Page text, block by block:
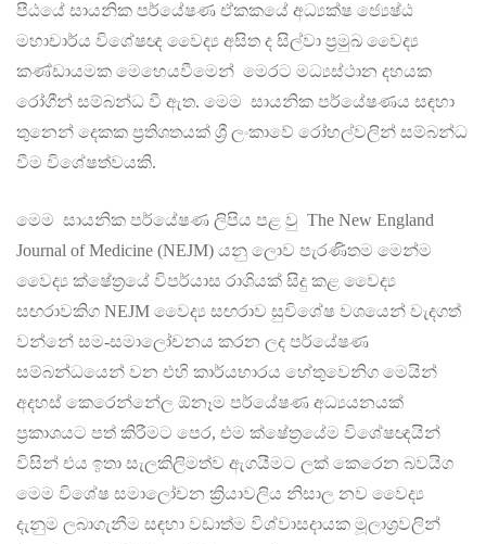
පීඨයේ සායනික පර්යේෂණ ඒකකයේ අධ්‍යක්ෂ ජ්‍යෙෂ්ඨ
මහාචාර්ය විශේෂඥ වෛද්‍ය අසිත ද සිල්වා ප්‍රමුඛ වෛද්‍ය
කණ්ඩායමක මෙහෙයවීමෙන් මෙරට මධ්‍යස්ථාන දහයක
රෝගීන් සම්බන්ධ වී ඇත. මෙම සායනික පර්යේෂණය සඳහා
තුනෙන් දෙකක ප්‍රතිශතයක් ශ්‍රී ලංකාවේ රෝහල්වලින් සම්බන්ධ
වීම විශේෂත්වයකි.
මෙම සායනික පර්යේෂණ ලිපිය පළ වු The New England
Journal of Medicine (NEJM) යනු ලොව පැරණිතම මෙන්ම
වෛද්‍ය ක්ෂේත්‍රයේ විපර්යාස රාශියක් සිදු කළ වෛද්‍ය
සඟරාවකිග NEJM වෛද්‍ය සඟරාව සුවිශේෂ වශයෙන් වැදගත්
වන්නේ සම-සමාලෝචනය කරන ලද පර්යේෂණ
සම්බන්ධයෙන් වන එහි කාර්යභාරය හේතුවෙනිග මෙයින්
අදහස් කෙරෙන්නේල ඕනෑම පර්යේෂණ අධ්‍යයනයක්
ප්‍රකාශයට පත් කිරීමට පෙර, එම ක්ෂේත්‍රයේම විශේෂඥයින්
විසින් එය ඉතා සැලකිලිමත්ව ඇගයීමට ලක් කෙරෙන බවයිග
මෙම විශේෂ සමාලෝචන ක්‍රියාවලිය නිසාල නව වෛද්‍ය
දැනුම ලබාගැනීම සඳහා වඩාත්ම විශ්වාසදායක මූලාශ්‍රවලින්